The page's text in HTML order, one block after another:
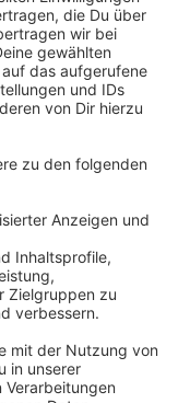
teilweise als
Boris
physische
eigener